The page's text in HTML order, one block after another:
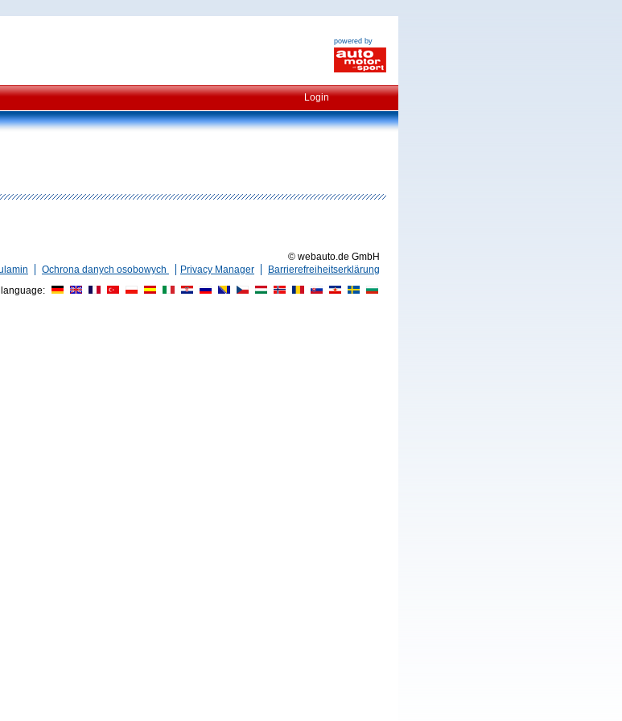
powered by
Login
© webauto.de GmbH
Ochrona danych osobowych Privacy Manager
Barrierefreiheitserklärung